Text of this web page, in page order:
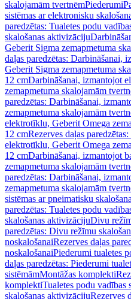
skalojamām tvertnēmPiederumi
sistēmas ar elektronisku
paredzētas: Tualetes podu
skalošanas aktivizāciju
Geberit Sigma zemapmetuma
daļas paredzētas: Darbināšanai,
Geberit Sigma zemapmetuma
12 cmDarbināšanai, izmantojot
zemapmetuma skalojamām
paredzētas: Darbināšanai,
zemapmetuma skalojamām
elektrotīklu, Geberit Omega
12 cmRezerves daļas
elektrotīklu, Geberit Omega
12 cmDarbināšanai, izmantojot
zemapmetuma skalojamām
paredzētas: Darbināšanai,
zemapmetuma skalojamām
sistēmas ar pneimatisku
paredzētas: Tualetes podu
skalošanas aktivizācijuDivu
paredzētas: Divu režīmu
noskalošanaiRezerves daļas
noskalošanaiPiederumi tualetes
daļas paredzētas: Piederumi
sistēmāmMontāžas komplekti
komplektiTualetes podu vadības
skalošanas aktivizācijuRezerves